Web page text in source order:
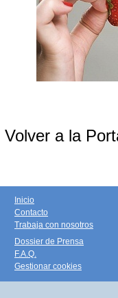
Volver a la
Inicio
Contacto
Trabaja con nosotros
Dossier de Prensa
F.A.Q.
Gestionar cookies